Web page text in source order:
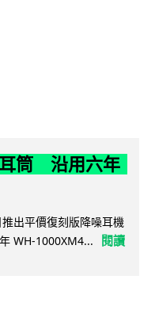
筒 沿用六年
出平價復刻版降噪耳機
WH-1000XM4...
閱讀